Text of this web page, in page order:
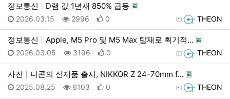
정보통신 D램 값 1년새 850% 급등
등록자 THEON
등록일
2026.03.15 조회
2996 추천
0
정보통신 Apple, M5 Pro 및 M5 Max 탑재로 획기적…
등록자 THEON
등록일
2026.03.05 조회
3196 추천
0
사진 니콘의 신제품 출시, NIKKOR Z 24-70mm f…
등록자 THEON
등록일
2025.08.25 조회
6103 추천
0